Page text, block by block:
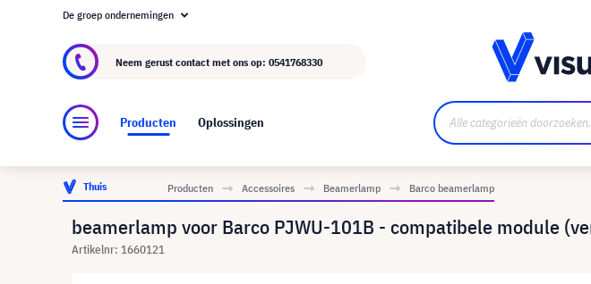
Over visunext.nl
De groep ondernemingen
Neem gerust contact met ons op: 0541768330
Producten Oplossingen
Thuis Producten Accessoires Beamerlamp Barco beamerlamp
beamerlamp voor Barco PJWU-101B - compatibele module
Artikelnr: 1660121